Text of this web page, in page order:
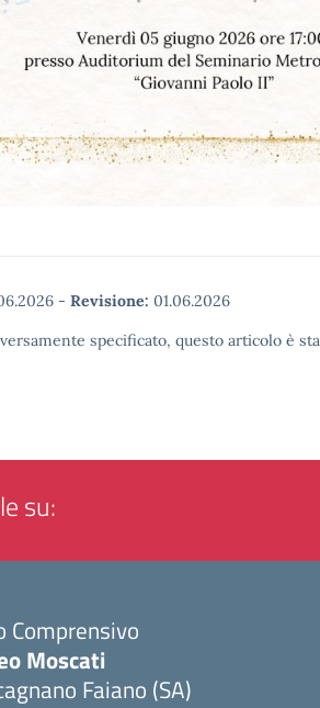
- Revisione: 01.06.2026
specificato, questo articolo è
su:
Comprensivo
Moscati
Faiano (SA)